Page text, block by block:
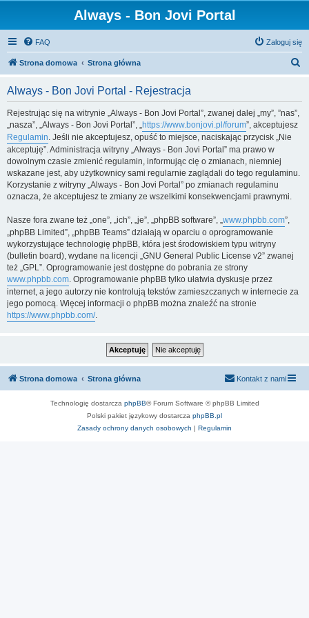
Always - Bon Jovi Portal
FAQ Zaloguj się
Strona domowa Strona główna
Always - Bon Jovi Portal - Rejestracja
Rejestrując się na witrynie „Always - Bon Jovi Portal”, zwanej dalej „my”, ”nas”,
„nasza”, „Always - Bon Jovi Portal”, „https://www.bonjovi.pl/forum”, akceptujesz
Regulamin. Jeśli nie akceptujesz, opuść to miejsce, naciskając przycisk „Nie
akceptuję”. Administracja witryny „Always - Bon Jovi Portal” ma prawo w
dowolnym czasie zmienić regulamin, informując cię o zmianach, niemniej
wskazane jest, aby użytkownicy sami regularnie zaglądali do tego regulaminu.
Korzystanie z witryny „Always - Bon Jovi Portal” po zmianach regulaminu
oznacza, że akceptujesz te zmiany ze wszelkimi konsekwencjami prawnymi.
Nasze fora zwane też „one”, „ich”, „je”, „phpBB software”, „www.phpbb.com”,
„phpBB Limited”, „phpBB Teams” działają w oparciu o oprogramowanie
wykorzystujące technologię phpBB, która jest środowiskiem typu witryny
(bulletin board), wydane na licencji „GNU General Public License v2” zwanej
też „GPL”. Oprogramowanie jest dostępne do pobrania ze strony
www.phpbb.com. Oprogramowanie phpBB tylko ułatwia dyskusje przez
internet, a jego autorzy nie kontrolują tekstów zamieszczanych w internecie za
jego pomocą. Więcej informacji o phpBB można znaleźć na stronie
https://www.phpbb.com/.
Strona domowa Strona główna Kontakt z nami
Technologię dostarcza phpBB® Forum Software © phpBB Limited
Polski pakiet językowy dostarcza phpBB.pl
Zasady ochrony danych osobowych | Regulamin